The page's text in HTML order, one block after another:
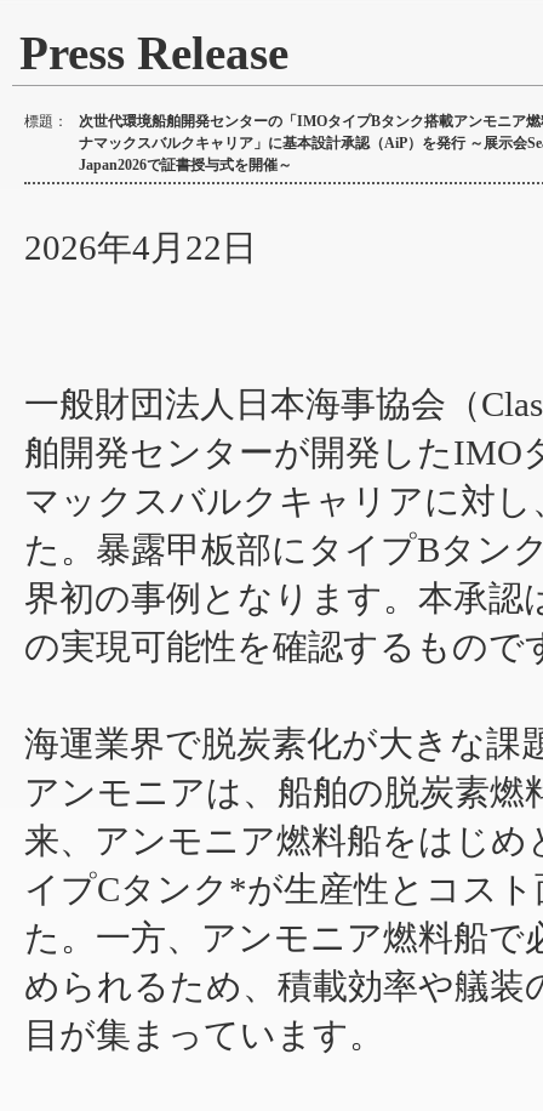
Press Release
標題：
次世代環境船舶開発センターの「IMOタイプBタンク搭載アンモニア
ナマックスバルクキャリア」に基本設計承認（AiP）を発行 ～展示会
Japan2026で証書授与式を開催～
2026年4月22日
一般財団法人日本海事協会（
舶開発センターが開発した
マックスバルクキャリアに対
た。暴露甲板部にタイプBタン
界初の事例となります。本承
の実現可能性を確認するもので
海運業界で脱炭素化が大きな課
アンモニアは、船舶の脱炭素
来、アンモニア燃料船をはじ
イプCタンク*が生産性とコス
た。一方、アンモニア燃料船
められるため、積載効率や艤
目が集まっています。